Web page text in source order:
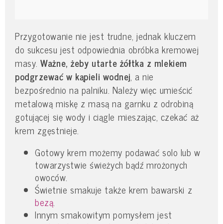
Przygotowanie nie jest trudne, jednak kluczem
do sukcesu jest odpowiednia obróbka kremowej
masy.Ważne, żeby utarte żółtka z mlekiem
podgrzewać w kąpieli wodnej, a nie
bezpośrednio na palniku. Należy więc umieścić
metalową miskę z masą na garnku z odrobiną
gotującej się wody i ciągle mieszając, czekać aż
krem zgęstnieje.
Gotowy krem możemy podawać solo lub w
towarzystwie świeżych bądź mrożonych
owoców.
Świetnie smakuje także krem bawarski z
bezą.
Innym smakowitym pomysłem jest